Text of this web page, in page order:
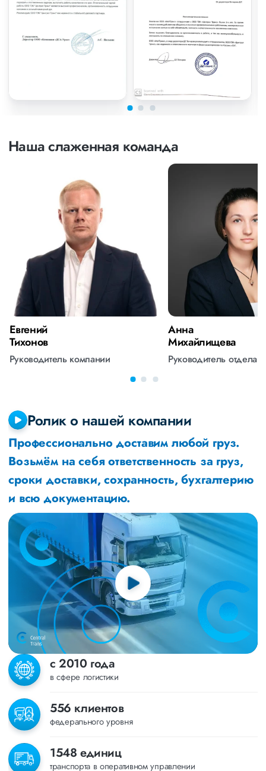
Наша слаженная команда
Евгений
Тихонов
Руководитель компании
Анна
Михайлищева
Руководитель отдела
Ролик о нашей компании
Профессионально доставим любой груз.
Возьмём на себя ответственность за груз,
сроки доставки, сохранность, бухгалтерию
и всю документацию.
с 2010 года
в сфере логистики
556 клиентов
федерального уровня
1548 единиц
транспорта в оперативном управлении